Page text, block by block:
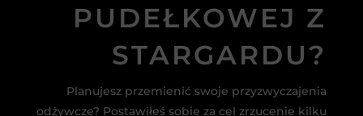
PUDEŁKOWEJ Z
STARGARDU?
Planujesz przemienić swoje przyzwyczajenia
odżywcze? Postawiłeś sobie za cel zrzucenie kilku